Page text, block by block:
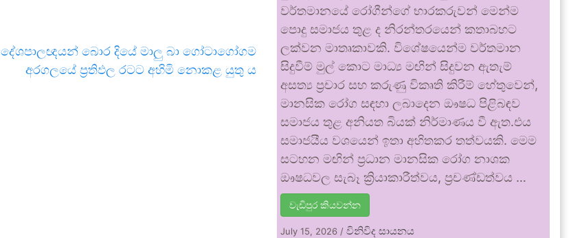
දේශපාලඥයන් බොර දියේ මාලු බා ගෝටාගෝගම
අරගලයේ ප්‍රතිඵල රටට අහිමි නොකළ යුතු ය
වර්තමානයේ රෝගීන්ගේ භාරකරුවන් මෙන්ම
පොදු සමාජය තුළ ද නිරන්තරයෙන් කතාබහට
ලක්වන මාතෘකාවකි. විශේෂයෙන්ම වර්තමාන
සිදුවීම් මුල් කොට මාධ්‍ය මඟින් සිදුවන ඇතැම්
අසත්‍ය ප්‍රචාර සහ කරුණු විකෘති කිරීම් හේතුවෙන්,
මානසික රෝග සඳහා ලබාදෙන ඖෂධ පිළිබඳව
සමාජය තුළ අනියත බියක් නිර්මාණය වී ඇත.එය
සමාජයීය වශයෙන් ඉතා අහිතකර තත්වයකි. මෙම
සටහන මඟින් ප්‍රධාන මානසික රෝග නාශක
ඖෂධවල සැබෑ ක්‍රියාකාරීත්වය, ප්‍රචණ්ඩත්වය …
වැඩිපුර කියවන්න
July 15, 2026 /විනිවිද සායනය